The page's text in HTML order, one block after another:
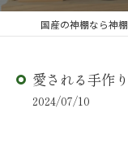
愛される手作
2024/07/10